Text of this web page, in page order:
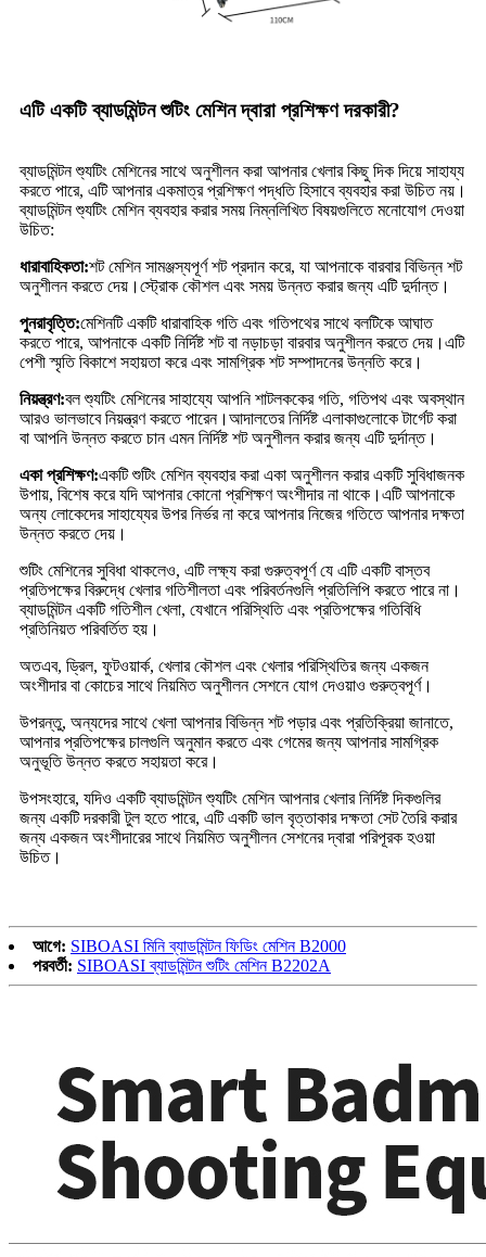
এটি একটি ব্যাডমিন্টন শুটিং মেশিন দ্বারা প্রশিক্ষণ দরকারী?
ব্যাডমিন্টন শ্যুটিং মেশিনের সাথে অনুশীলন করা আপনার খেলার কিছু দিক দিয়ে সাহায্য
করতে পারে, এটি আপনার একমাত্র প্রশিক্ষণ পদ্ধতি হিসাবে ব্যবহার করা উচিত নয়।
ব্যাডমিন্টন শ্যুটিং মেশিন ব্যবহার করার সময় নিম্নলিখিত বিষয়গুলিতে মনোযোগ দেওয়া
উচিত:
ধারাবাহিকতা:শট মেশিন সামঞ্জস্যপূর্ণ শট প্রদান করে, যা আপনাকে বারবার বিভিন্ন শট
অনুশীলন করতে দেয়।স্ট্রোক কৌশল এবং সময় উন্নত করার জন্য এটি দুর্দান্ত।
পুনরাবৃত্তি:মেশিনটি একটি ধারাবাহিক গতি এবং গতিপথের সাথে বলটিকে আঘাত
করতে পারে, আপনাকে একটি নির্দিষ্ট শট বা নড়াচড়া বারবার অনুশীলন করতে দেয়।এটি
পেশী স্মৃতি বিকাশে সহায়তা করে এবং সামগ্রিক শট সম্পাদনের উন্নতি করে।
নিয়ন্ত্রণ:বল শ্যুটিং মেশিনের সাহায্যে আপনি শাটলককের গতি, গতিপথ এবং অবস্থান
আরও ভালভাবে নিয়ন্ত্রণ করতে পারেন।আদালতের নির্দিষ্ট এলাকাগুলোকে টার্গেট করা
বা আপনি উন্নত করতে চান এমন নির্দিষ্ট শট অনুশীলন করার জন্য এটি দুর্দান্ত।
একা প্রশিক্ষণ:একটি শুটিং মেশিন ব্যবহার করা একা অনুশীলন করার একটি সুবিধাজনক
উপায়, বিশেষ করে যদি আপনার কোনো প্রশিক্ষণ অংশীদার না থাকে।এটি আপনাকে
অন্য লোকেদের সাহায্যের উপর নির্ভর না করে আপনার নিজের গতিতে আপনার দক্ষতা
উন্নত করতে দেয়।
শুটিং মেশিনের সুবিধা থাকলেও, এটি লক্ষ্য করা গুরুত্বপূর্ণ যে এটি একটি বাস্তব
প্রতিপক্ষের বিরুদ্ধে খেলার গতিশীলতা এবং পরিবর্তনগুলি প্রতিলিপি করতে পারে না।
ব্যাডমিন্টন একটি গতিশীল খেলা, যেখানে পরিস্থিতি এবং প্রতিপক্ষের গতিবিধি
প্রতিনিয়ত পরিবর্তিত হয়।
অতএব, ড্রিল, ফুটওয়ার্ক, খেলার কৌশল এবং খেলার পরিস্থিতির জন্য একজন
অংশীদার বা কোচের সাথে নিয়মিত অনুশীলন সেশনে যোগ দেওয়াও গুরুত্বপূর্ণ।
উপরন্তু, অন্যদের সাথে খেলা আপনার বিভিন্ন শট পড়ার এবং প্রতিক্রিয়া জানাতে,
আপনার প্রতিপক্ষের চালগুলি অনুমান করতে এবং গেমের জন্য আপনার সামগ্রিক
অনুভূতি উন্নত করতে সহায়তা করে।
উপসংহারে, যদিও একটি ব্যাডমিন্টন শ্যুটিং মেশিন আপনার খেলার নির্দিষ্ট দিকগুলির
জন্য একটি দরকারী টুল হতে পারে, এটি একটি ভাল বৃত্তাকার দক্ষতা সেট তৈরি করার
জন্য একজন অংশীদারের সাথে নিয়মিত অনুশীলন সেশনের দ্বারা পরিপূরক হওয়া
উচিত।
আগে: SIBOASI মিনি ব্যাডমিন্টন ফিডিং মেশিন B2000
পরবর্তী: SIBOASI ব্যাডমিন্টন শুটিং মেশিন B2202A